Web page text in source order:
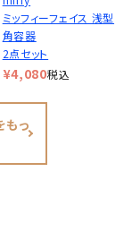
ミッフィーフェイス 浅型
角容器
2点セット
¥4,080税込
もっ